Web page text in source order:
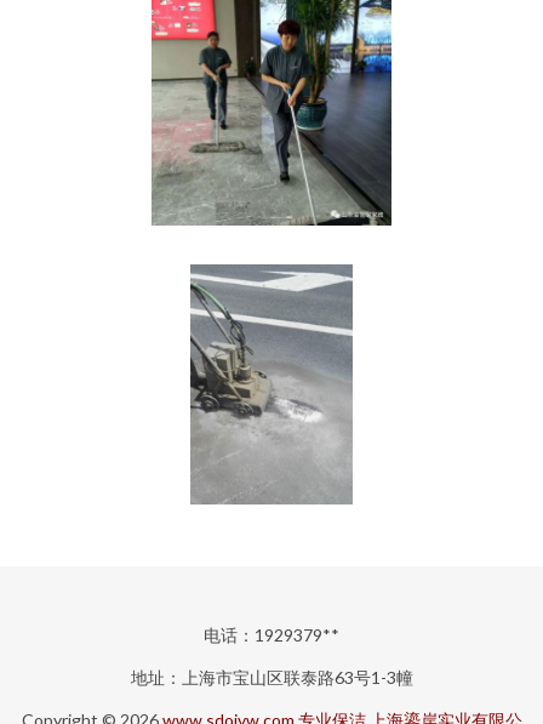
电话：1929379**
地址：上海市宝山区联泰路63号1-3幢
Copyright © 2026www.sdojvw.com 专业保洁 上海鎏岸实业有限公